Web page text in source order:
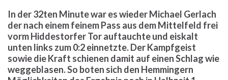
In der 32ten Minute war es wieder Michael Gerlach
der nach einem feinem Pass aus dem Mittelfeld frei
vorm Hiddestorfer Tor auftauchte und eiskalt
unten links zum 0:2 einnetzte. Der Kampfgeist
sowie die Kraft schienen damit auf einen Schlag wie
weggeblasen. So boten sich den Hemmingern